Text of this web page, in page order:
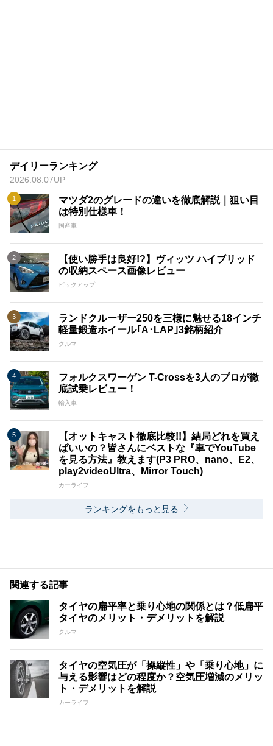
デイリーランキング
2026.08.07UP
マツダ2のグレードの違いを徹底解説｜狙い目
は特別仕様車！
国産車
【使い勝手は良好!?】ヴィッツ ハイブリッド
の収納スペース画像レビュー
ピックアップ
ランドクルーザー250を三様に魅せる18インチ
軽量鍛造ホイール｢A･LAP｣3銘柄紹介
クルマ
フォルクスワーゲン T-Crossを3人のプロが徹
底試乗レビュー！
輸入車
【オットキャスト徹底比較!!】結局どれを買え
ばいいの？皆さんにベストな『車でYouTube
を見る方法』教えます(P3 PRO、nano、E2、
play2videoUltra、Mirror Touch)
カーライフ
ランキングをもっと見る
関連する記事
タイヤの扁平率と乗り心地の関係とは？低扁平
タイヤのメリット・デメリットを解説
クルマ
タイヤの空気圧が「操縦性」や「乗り心地」に
与える影響はどの程度か？空気圧増減のメリッ
ト・デメリットを解説
カーライフ